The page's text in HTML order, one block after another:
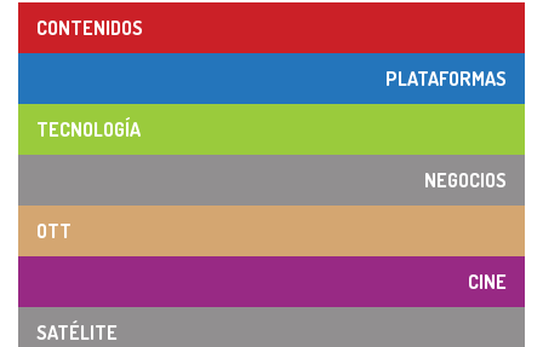
CONTENIDOS
PLATAFORMAS
TECNOLOGÍA
NEGOCIOS
OTT
CINE
SATÉLITE